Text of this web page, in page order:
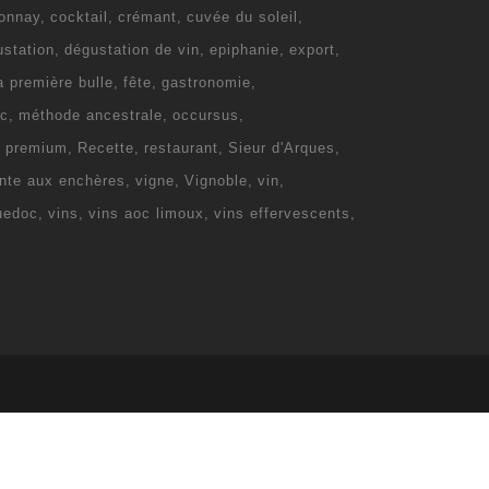
cocktail crémant
cuvée du soleil
dégustation de vin epiphanie
export
première bulle fête
gastronomie
méthode ancestrale
occursus
Recette restaurant
Sieur d'Arques
aux enchères vigne Vignoble
vin
vins vins aoc limoux
vins effervescents